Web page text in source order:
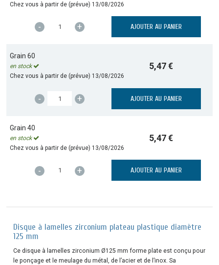
Chez vous à partir de (prévue) 13/08/2026
- + AJOUTER AU PANIER
Grain 60
en stock
Chez vous à partir de (prévue) 13/08/2026
5,47 €
- + AJOUTER AU PANIER
Grain 40
en stock
Chez vous à partir de (prévue) 13/08/2026
5,47 €
- + AJOUTER AU PANIER
Disque à lamelles zirconium plateau plastique diamètre
125 mm
Ce disque à lamelles zirconium Ø125 mm forme plate est conçu pour
le ponçage et le meulage du métal, de l’acier et de l’inox. Sa